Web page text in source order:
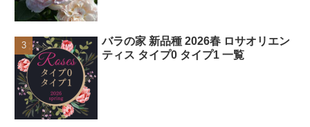
バラの家 新品種 2026春 ロサオリエン
ティス タイプ0 タイプ1 一覧